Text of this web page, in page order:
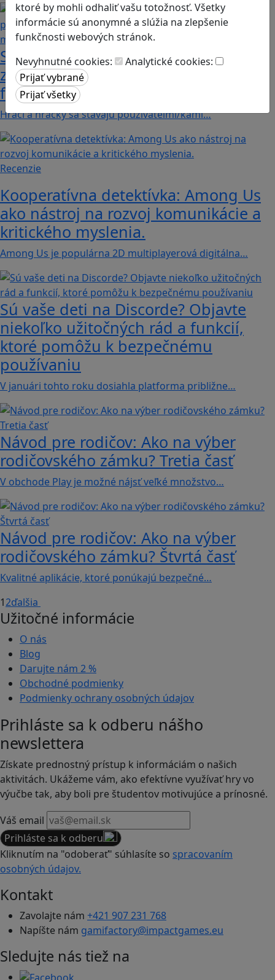
ktoré by mohli odhaliť vašu totožnosť. Všetky
informácie sú anonymné a slúžia na zlepšenie
funkčnosti webových stránok.
Nevyhnutné cookies:
Analytické cookies:
Stanete sa influencerom, keď budete
zdieľať iba pravdivé, nie alternatívne
fakty? Dozviete sa v hre Follow me
Hráči a hráčky sa stávajú používateľmi/kami…
Recenzie
Kooperatívna detektívka: Among Us
ako nástroj na rozvoj komunikácie a
kritického myslenia.
Among Us je populárna 2D multiplayerová digitálna…
Sú vaše deti na Discorde? Objavte
niekoľko užitočných rád a funkcií,
ktoré pomôžu k bezpečnému
používaniu
V januári tohto roku dosiahla platforma približne…
Návod pre rodičov: Ako na výber
rodičovského zámku? Tretia časť
V obchode Play je možné nájsť veľké množstvo…
Návod pre rodičov: Ako na výber
rodičovského zámku? Štvrtá časť
Kvalitné aplikácie, ktoré ponúkajú bezpečné…
12ďalšia
Užitočné informácie
O nás
Blog
Darujte nám 2 %
Obchodné podmienky
Podmienky ochrany osobných údajov
Prihláste sa k odberu nášho
newslettera
Získate prednostný prístup k informáciám o našich
aktivitách. Ukážeme vám, ako efektívne využívať hry vo
výučbe tak, aby boli pre študentov motivujúce a prínosné.
Váš email
Prihláste sa k odberu
Kliknutím na "odoberať" súhlasíte so spracovaním
osobných údajov.
Kontakt
Zavolajte nám +421 907 231 768
Napíšte nám gamifactory@impactgames.eu
Sledujte nás tiež na